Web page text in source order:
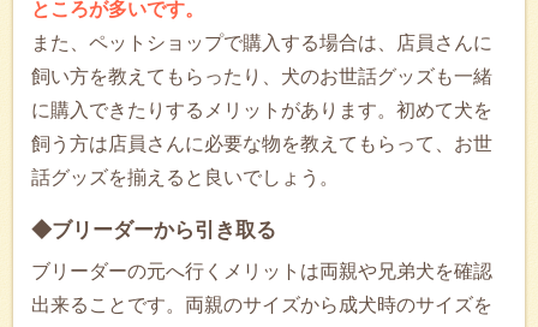
ところが多いです。
また、ペットショップで購入する場合は、店員さんに
飼い方を教えてもらったり、犬のお世話グッズも一緒
に購入できたりするメリットがあります。初めて犬を
飼う方は店員さんに必要な物を教えてもらって、お世
話グッズを揃えると良いでしょう。
◆ブリーダーから引き取る
ブリーダーの元へ行くメリットは両親や兄弟犬を確認
出来ることです。両親のサイズから成犬時のサイズを